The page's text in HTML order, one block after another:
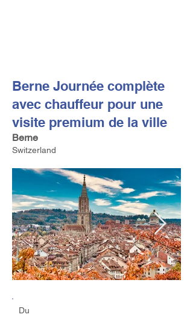
Berne Journée complète
avec chauffeur pour une
visite premium de la ville
Berne
Switzerland
Du